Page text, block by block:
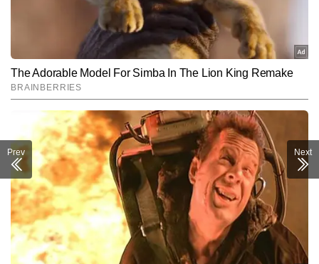
Prev Next